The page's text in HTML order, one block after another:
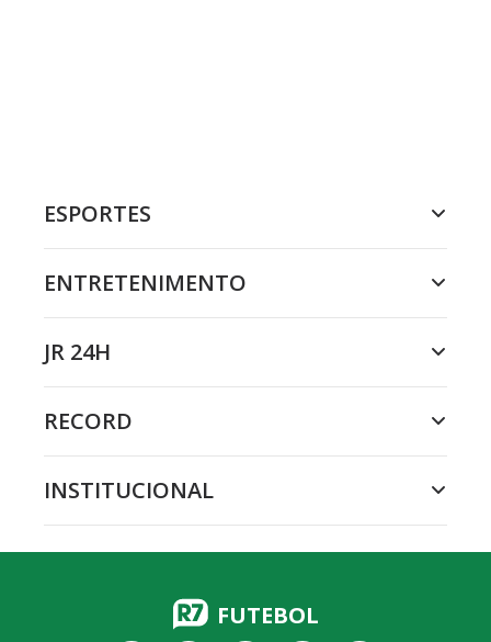
ESPORTES
ENTRETENIMENTO
JR 24H
RECORD
INSTITUCIONAL
FUTEBOL